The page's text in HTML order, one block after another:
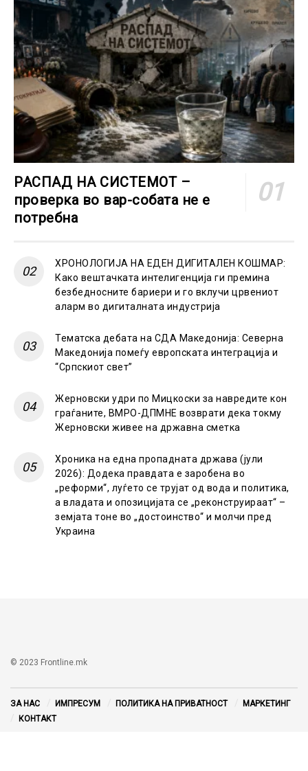
РАСПАД НА СИСТЕМОТ –
проверка во вар-собата не е
потребна
ХРОНОЛОГИЈА НА ЕДЕН ДИГИТАЛЕН КОШМАР:
Како вештачката интелигенција ги премина
безбедносните бариери и го вклучи црвениот
аларм во дигиталната индустрија
Тематска дебата на СДА Македонија: Северна
Македонија помеѓу европската интеграција и
“Српскиот свет”
Жерновски удри по Мицкоски за навредите кон
граѓаните, ВМРО-ДПМНЕ возврати дека токму
Жерновски живее на државна сметка
Хроника на една пропадната држава (јули
2026): Додека правдата е заробена во
„реформи“, луѓето се трујат од вода и политика,
а владата и опозицијата се „реконструираат“ –
земјата тоне во „достоинство“ и молчи пред
Украина
© 2023 Frontline.mk
ЗА НАС ИМПРЕСУМ ПОЛИТИКА НА ПРИВАТНОСТ
МАРКЕТИНГ
КОНТАКТ